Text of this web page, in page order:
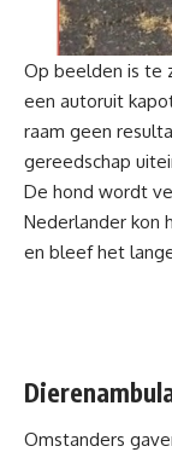
Op beelden is te
een autoruit
raam geen
gereedschap
De hond wordt
Nederlander kon
en bleef het
Omstanders